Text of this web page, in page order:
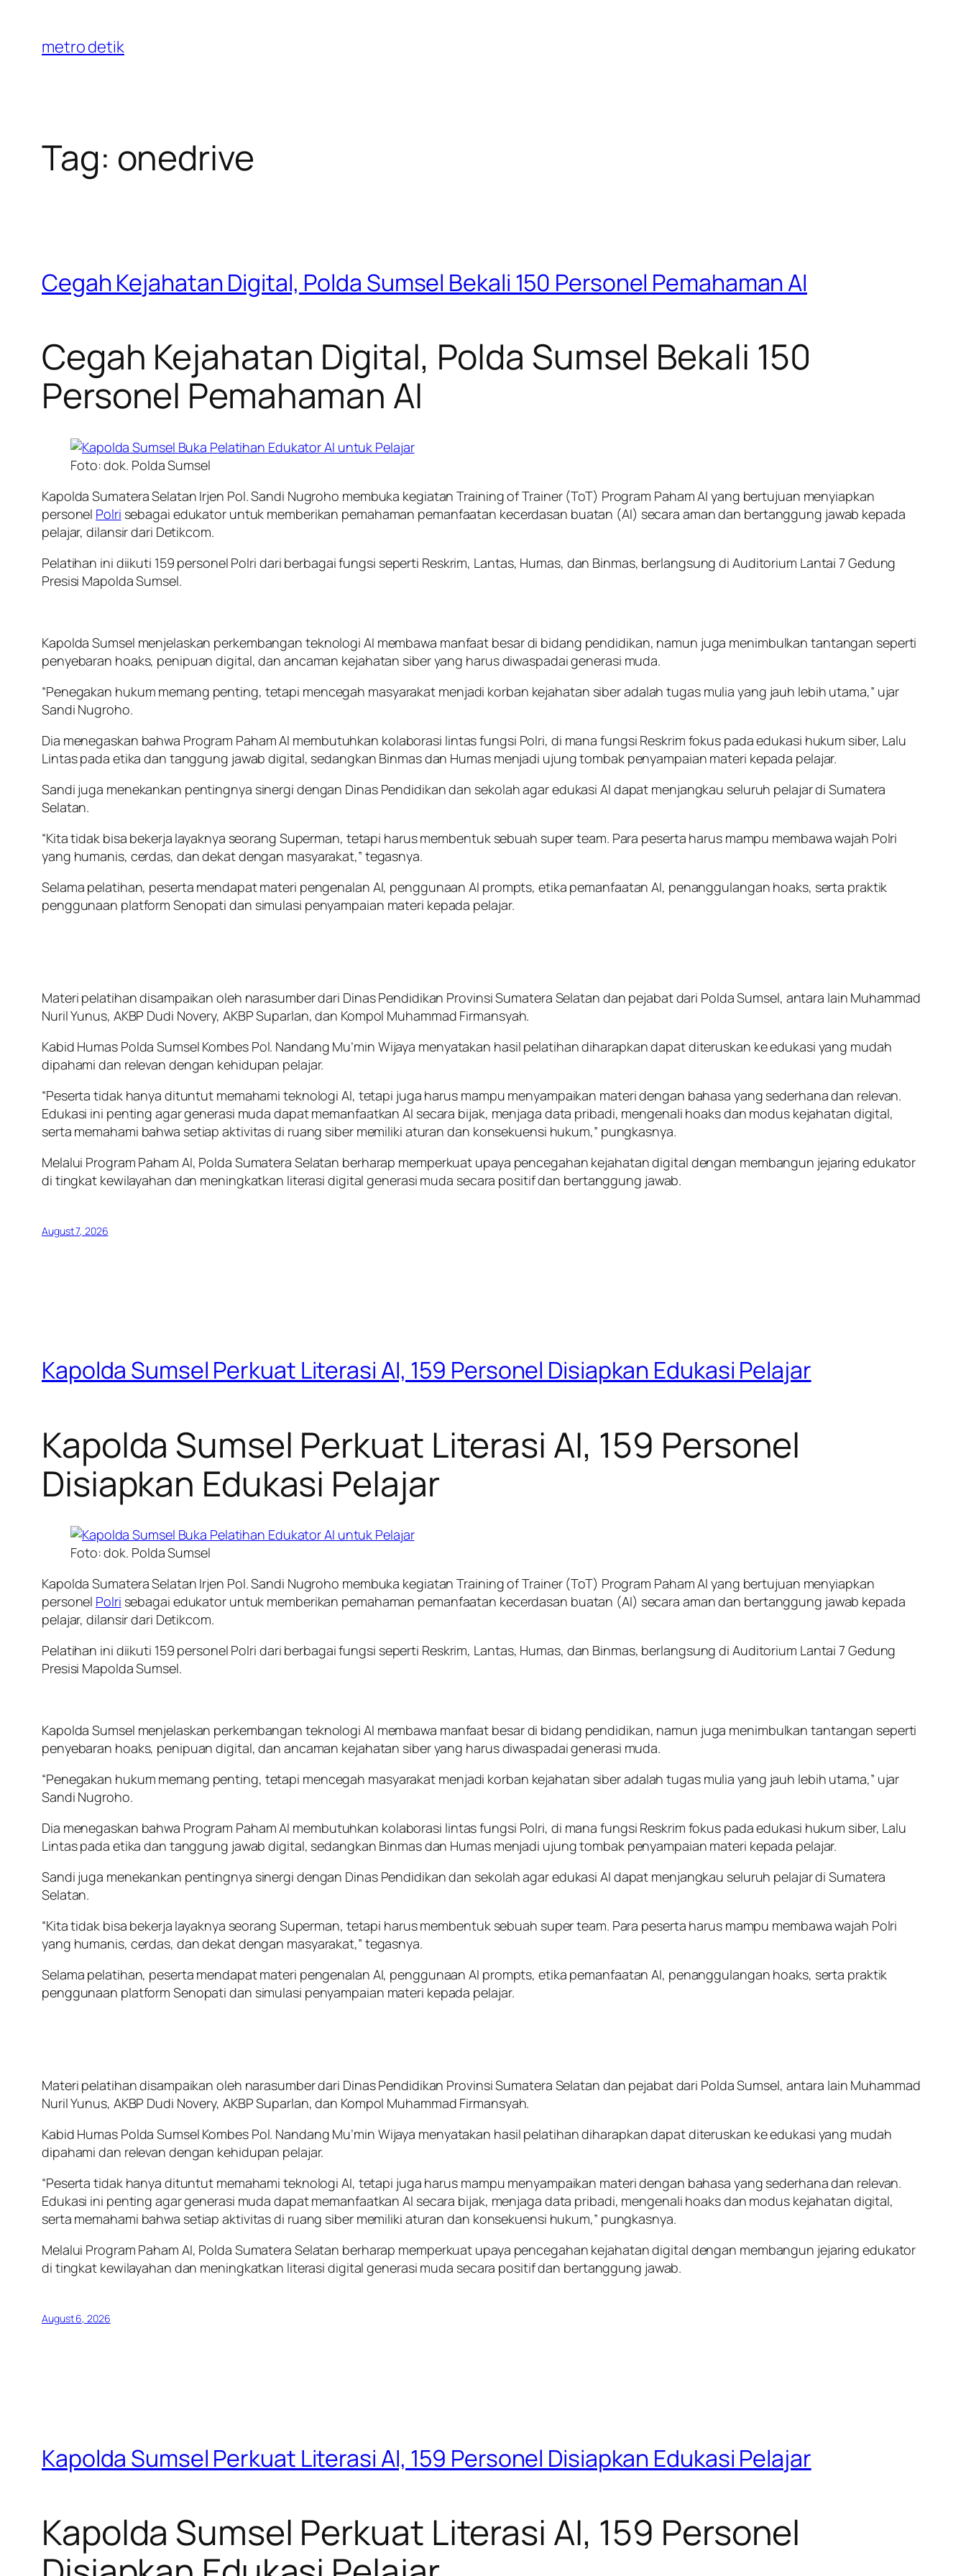
content
metro detik
Tag: onedrive
Cegah Kejahatan Digital, Polda Sumsel Bekali 150 Personel Pemahaman AI
Cegah Kejahatan Digital, Polda Sumsel Bekali 150
Personel Pemahaman AI
Foto: dok. Polda Sumsel
Kapolda Sumatera Selatan Irjen Pol. Sandi Nugroho membuka kegiatan Training of Trainer (ToT) Program Paham AI yang bertujuan menyiapkan
personel Polri sebagai edukator untuk memberikan pemahaman pemanfaatan kecerdasan buatan (AI) secara aman dan bertanggung jawab kepada
pelajar, dilansir dari Detikcom.
Pelatihan ini diikuti 159 personel Polri dari berbagai fungsi seperti Reskrim, Lantas, Humas, dan Binmas, berlangsung di Auditorium Lantai 7 Gedung
Presisi Mapolda Sumsel.
Kapolda Sumsel menjelaskan perkembangan teknologi AI membawa manfaat besar di bidang pendidikan, namun juga menimbulkan tantangan seperti
penyebaran hoaks, penipuan digital, dan ancaman kejahatan siber yang harus diwaspadai generasi muda.
“Penegakan hukum memang penting, tetapi mencegah masyarakat menjadi korban kejahatan siber adalah tugas mulia yang jauh lebih utama,” ujar
Sandi Nugroho.
Dia menegaskan bahwa Program Paham AI membutuhkan kolaborasi lintas fungsi Polri, di mana fungsi Reskrim fokus pada edukasi hukum siber, Lalu
Lintas pada etika dan tanggung jawab digital, sedangkan Binmas dan Humas menjadi ujung tombak penyampaian materi kepada pelajar.
Sandi juga menekankan pentingnya sinergi dengan Dinas Pendidikan dan sekolah agar edukasi AI dapat menjangkau seluruh pelajar di Sumatera
Selatan.
“Kita tidak bisa bekerja layaknya seorang Superman, tetapi harus membentuk sebuah super team. Para peserta harus mampu membawa wajah Polri
yang humanis, cerdas, dan dekat dengan masyarakat,” tegasnya.
Selama pelatihan, peserta mendapat materi pengenalan AI, penggunaan AI prompts, etika pemanfaatan AI, penanggulangan hoaks, serta praktik
penggunaan platform Senopati dan simulasi penyampaian materi kepada pelajar.
Materi pelatihan disampaikan oleh narasumber dari Dinas Pendidikan Provinsi Sumatera Selatan dan pejabat dari Polda Sumsel, antara lain Muhammad
Nuril Yunus, AKBP Dudi Novery, AKBP Suparlan, dan Kompol Muhammad Firmansyah.
Kabid Humas Polda Sumsel Kombes Pol. Nandang Mu’min Wijaya menyatakan hasil pelatihan diharapkan dapat diteruskan ke edukasi yang mudah
dipahami dan relevan dengan kehidupan pelajar.
“Peserta tidak hanya dituntut memahami teknologi AI, tetapi juga harus mampu menyampaikan materi dengan bahasa yang sederhana dan relevan.
Edukasi ini penting agar generasi muda dapat memanfaatkan AI secara bijak, menjaga data pribadi, mengenali hoaks dan modus kejahatan digital,
serta memahami bahwa setiap aktivitas di ruang siber memiliki aturan dan konsekuensi hukum,” pungkasnya.
Melalui Program Paham AI, Polda Sumatera Selatan berharap memperkuat upaya pencegahan kejahatan digital dengan membangun jejaring edukator
di tingkat kewilayahan dan meningkatkan literasi digital generasi muda secara positif dan bertanggung jawab.
August 7, 2026
Kapolda Sumsel Perkuat Literasi AI, 159 Personel Disiapkan Edukasi Pelajar
Kapolda Sumsel Perkuat Literasi AI, 159 Personel
Disiapkan Edukasi Pelajar
Foto: dok. Polda Sumsel
Kapolda Sumatera Selatan Irjen Pol. Sandi Nugroho membuka kegiatan Training of Trainer (ToT) Program Paham AI yang bertujuan menyiapkan
personel Polri sebagai edukator untuk memberikan pemahaman pemanfaatan kecerdasan buatan (AI) secara aman dan bertanggung jawab kepada
pelajar, dilansir dari Detikcom.
Pelatihan ini diikuti 159 personel Polri dari berbagai fungsi seperti Reskrim, Lantas, Humas, dan Binmas, berlangsung di Auditorium Lantai 7 Gedung
Presisi Mapolda Sumsel.
Kapolda Sumsel menjelaskan perkembangan teknologi AI membawa manfaat besar di bidang pendidikan, namun juga menimbulkan tantangan seperti
penyebaran hoaks, penipuan digital, dan ancaman kejahatan siber yang harus diwaspadai generasi muda.
“Penegakan hukum memang penting, tetapi mencegah masyarakat menjadi korban kejahatan siber adalah tugas mulia yang jauh lebih utama,” ujar
Sandi Nugroho.
Dia menegaskan bahwa Program Paham AI membutuhkan kolaborasi lintas fungsi Polri, di mana fungsi Reskrim fokus pada edukasi hukum siber, Lalu
Lintas pada etika dan tanggung jawab digital, sedangkan Binmas dan Humas menjadi ujung tombak penyampaian materi kepada pelajar.
Sandi juga menekankan pentingnya sinergi dengan Dinas Pendidikan dan sekolah agar edukasi AI dapat menjangkau seluruh pelajar di Sumatera
Selatan.
“Kita tidak bisa bekerja layaknya seorang Superman, tetapi harus membentuk sebuah super team. Para peserta harus mampu membawa wajah Polri
yang humanis, cerdas, dan dekat dengan masyarakat,” tegasnya.
Selama pelatihan, peserta mendapat materi pengenalan AI, penggunaan AI prompts, etika pemanfaatan AI, penanggulangan hoaks, serta praktik
penggunaan platform Senopati dan simulasi penyampaian materi kepada pelajar.
Materi pelatihan disampaikan oleh narasumber dari Dinas Pendidikan Provinsi Sumatera Selatan dan pejabat dari Polda Sumsel, antara lain Muhammad
Nuril Yunus, AKBP Dudi Novery, AKBP Suparlan, dan Kompol Muhammad Firmansyah.
Kabid Humas Polda Sumsel Kombes Pol. Nandang Mu’min Wijaya menyatakan hasil pelatihan diharapkan dapat diteruskan ke edukasi yang mudah
dipahami dan relevan dengan kehidupan pelajar.
“Peserta tidak hanya dituntut memahami teknologi AI, tetapi juga harus mampu menyampaikan materi dengan bahasa yang sederhana dan relevan.
Edukasi ini penting agar generasi muda dapat memanfaatkan AI secara bijak, menjaga data pribadi, mengenali hoaks dan modus kejahatan digital,
serta memahami bahwa setiap aktivitas di ruang siber memiliki aturan dan konsekuensi hukum,” pungkasnya.
Melalui Program Paham AI, Polda Sumatera Selatan berharap memperkuat upaya pencegahan kejahatan digital dengan membangun jejaring edukator
di tingkat kewilayahan dan meningkatkan literasi digital generasi muda secara positif dan bertanggung jawab.
August 6, 2026
Kapolda Sumsel Perkuat Literasi AI, 159 Personel Disiapkan Edukasi Pelajar
Kapolda Sumsel Perkuat Literasi AI, 159 Personel